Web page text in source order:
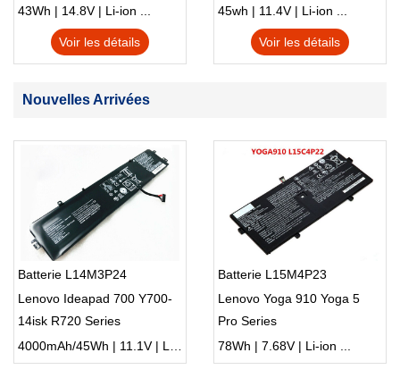
S230u Twist
43Wh | 14.8V | Li-ion ...
Voir les détails
45wh | 11.4V | Li-ion ...
Voir les détails
Nouvelles Arrivées
Batterie L14M3P24
Lenovo Ideapad 700 Y700-
14isk R720 Series
4000mAh/45Wh | 11.1V | Li-ion ...
Batterie L15M4P23
Lenovo Yoga 910 Yoga 5
Pro Series
78Wh | 7.68V | Li-ion ...